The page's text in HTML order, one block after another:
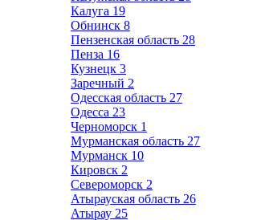
Калуга 19
Обнинск 8
Пензенская область 28
Пенза 16
Кузнецк 3
Заречный 2
Одесская область 27
Одесса 23
Черноморск 1
Мурманская область 27
Мурманск 10
Кировск 2
Североморск 2
Атырауская область 26
Атырау 25